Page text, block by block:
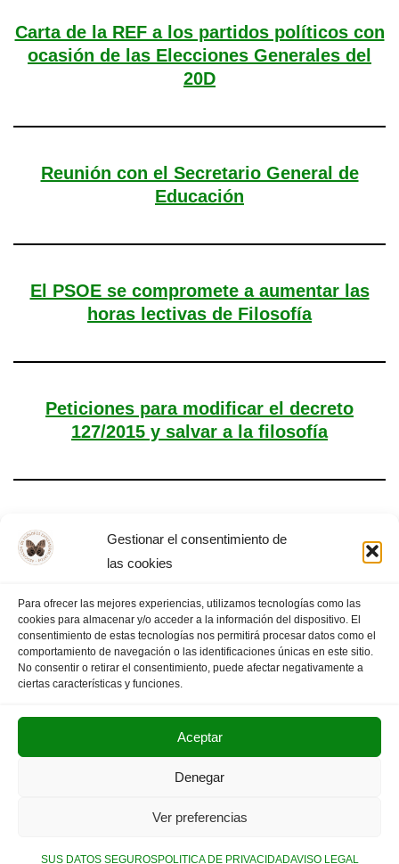
Gestionar el consentimiento de
las cookies
Para ofrecer las mejores experiencias, utilizamos tecnologías como las
cookies para almacenar y/o acceder a la información del dispositivo. El
consentimiento de estas tecnologías nos permitirá procesar datos como el
comportamiento de navegación o las identificaciones únicas en este sitio.
No consentir o retirar el consentimiento, puede afectar negativamente a
ciertas características y funciones.
Aceptar
Denegar
Ver preferencias
SUS DATOS SEGUROSPOLITICA DE PRIVACIDADAVISO LEGAL
Carta de la REF a los partidos políticos con
ocasión de las Elecciones Generales del
20D
Reunión con el Secretario General de
Educación
El PSOE se compromete a aumentar las
horas lectivas de Filosofía
Peticiones para modificar el decreto
127/2015 y salvar a la filosofía
« PÁGINA
ANTERIOR
1 2 3 4
5
PÁGINA
SIGUIENTE »
POLITICA DE PRIVACIDAD
AVISO LEGAL